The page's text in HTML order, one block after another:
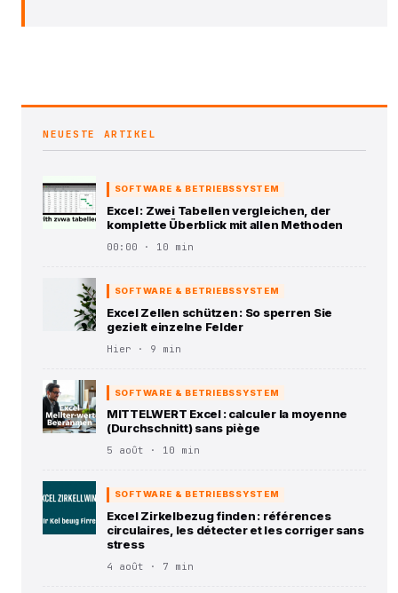
NEUESTE ARTIKEL
SOFTWARE & BETRIEBSSYSTEM
Excel : Zwei Tabellen vergleichen, der
komplette Überblick mit allen Methoden
00:00 · 10 min
SOFTWARE & BETRIEBSSYSTEM
Excel Zellen schützen : So sperren Sie
gezielt einzelne Felder
Hier · 9 min
SOFTWARE & BETRIEBSSYSTEM
MITTELWERT Excel : calculer la moyenne
(Durchschnitt) sans piège
5 août · 10 min
SOFTWARE & BETRIEBSSYSTEM
Excel Zirkelbezug finden : références
circulaires, les détecter et les corriger sans
stress
4 août · 7 min